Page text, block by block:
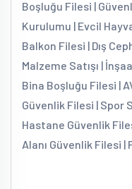
Boşluğu Filesi |
Kurulumu | Evcil
Balkon Filesi | Dış
Malzeme Satışı |
Bina Boşluğu Filesi |
Güvenlik Filesi | Spor
Hastane Güvenlik
Alanı Güvenlik Filesi |